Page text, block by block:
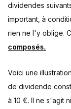
dividendes
important, à
rien ne l'y oblige.
composés.
Voici une
de dividende
à 10 €. Il ne s'agit